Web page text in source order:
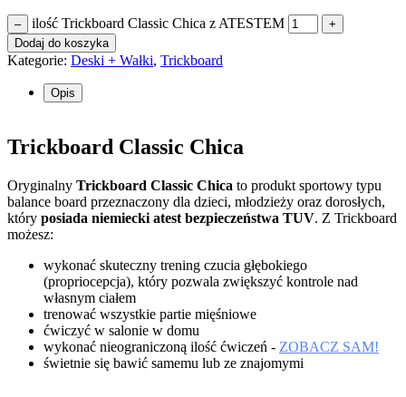
– ilość Trickboard Classic Chica z ATESTEM
+
Dodaj do koszyka
Kategorie: Deski + Wałki, Trickboard
Opis
Trickboard Classic Chica
Oryginalny Trickboard Classic Chica to produkt sportowy typu
balance board przeznaczony dla dzieci, młodzieży oraz dorosłych,
który posiada niemiecki atest bezpieczeństwa TUV. Z Trickboard
możesz:
wykonać skuteczny trening czucia głębokiego
(propriocepcja), który pozwala zwiększyć kontrole nad
własnym ciałem
trenować wszystkie partie mięśniowe
ćwiczyć w salonie w domu
wykonać nieograniczoną ilość ćwiczeń - ZOBACZ SAM!
świetnie się bawić samemu lub ze znajomymi